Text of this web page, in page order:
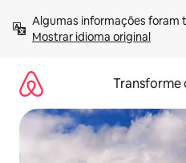
para
Mostrar idioma original
Transforme